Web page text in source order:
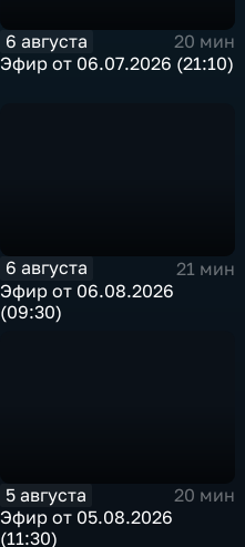
6 августа
20 мин
Эфир от 06.07.2026 (21:10)
6 августа
21 мин
Эфир от 06.08.2026
(09:30)
5 августа
20 мин
Эфир от 05.08.2026
(11:30)